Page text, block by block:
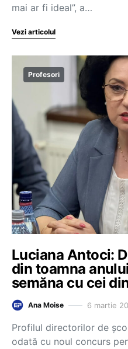
mai ar fi ideal”, a…
Vezi articolul
Profesori
Luciana Antoci:
din toamna
semăna cu cei
Ana Moise 6 martie
Profilul directorilor de
odată cu noul concurs